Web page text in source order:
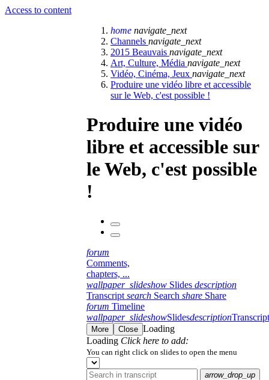
Access to content
home navigate_next
Channels navigate_next
2015 Beauvais navigate_next
Art, Culture, Média navigate_next
Vidéo, Cinéma, Jeux navigate_next
Produire une vidéo libre et accessible
sur le Web, c'est possible !
Produire une vidéo
libre et accessible sur
le Web, c'est possible
!
forum
Comments,
chapters, ...
wallpaper_slideshow Slides description
Transcript search Search share Share
forum Timeline
wallpaper_slideshowSlidesdescriptionTranscript
More Close Loading
Loading Click here to add:
You can right click on slides to open the menu
arrow_drop_up